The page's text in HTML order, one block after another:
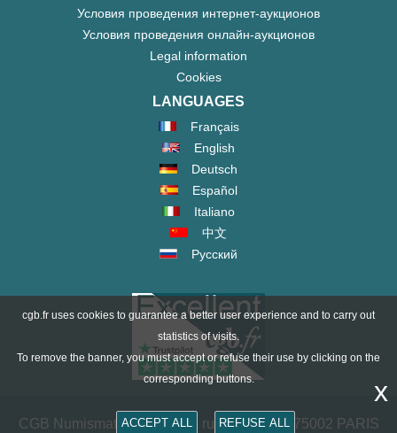
Условия проведения интернет-аукционов
Условия проведения онлайн-аукционов
Legal information
Cookies
LANGUAGES
Français
English
Deutsch
Español
Italiano
中文
Русский
CGB Numismatics Paris - 36 rue Vivienne - 75002 PARIS
cgb.fr uses cookies to guarantee a better user experience and to carry out
statistics of visits.
To remove the banner, you must accept or refuse their use by clicking on the
corresponding buttons.
ACCEPT ALL REFUSE ALL
x